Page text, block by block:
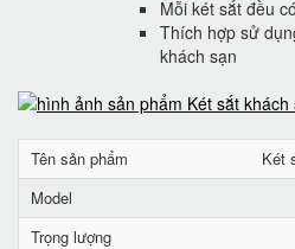
Mỗi két sắt đều
Thích hợp sử
khách sạn
Tên sản phẩm
Két
Model
Trọng lượng